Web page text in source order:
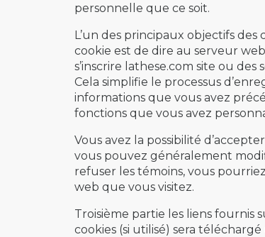
personnelle que ce soit.
L’un des principaux objectifs
cookie est de dire au serveur
s’inscrire lathese.com site ou
Cela simplifie le processus
informations que vous avez
fonctions que vous avez
Vous avez la possibilité
vous pouvez généralement
refuser les témoins, vous
web que vous visitez.
Troisième partie les liens fournis
cookies (si utilisé) sera